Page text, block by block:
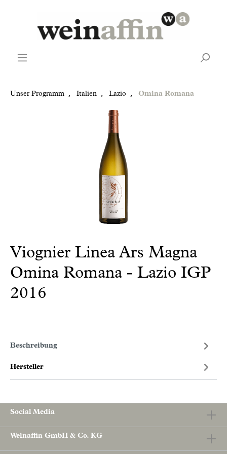
Unser Programm , Italien , Lazio , Omina Romana
Viognier Linea Ars Magna
Omina Romana - Lazio IGP
2016
Beschreibung
Hersteller
Social Media
Weinaffin GmbH & Co. KG